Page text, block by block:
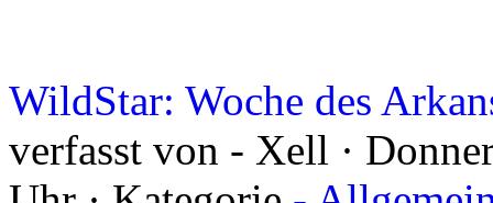
WildStar: Woche des
verfasst von - Xell ·